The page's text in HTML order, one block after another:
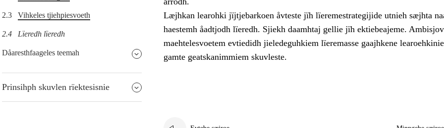
2.3 Vihkeles tjiehpiesvoeth
2.4 Lïeredh lïeredh
Dåaresthfaageles teemah
Prinsihph skuvlen rïektesisnie
Læjhkan learohki jïjtjebarkoen åvteste jïh lïeremestrategijide utnieh sæjhta
haestemh åadtjodh lïeredh. Sjiekh daamhtaj gellie jïh ektiebeajeme.
maehtelesvoetem evtiedidh jieledeguhkiem lïeremasse gaajhkene
gamte geatskanimmiem skuvleste.